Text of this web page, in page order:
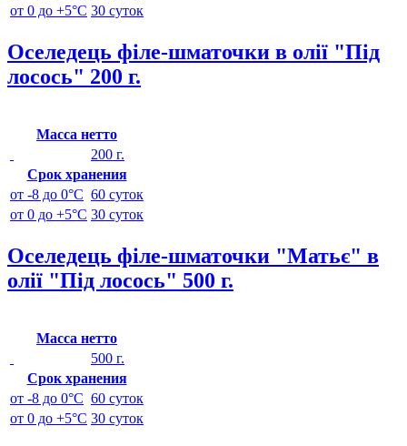
от 0 до +5°C 30 суток
Оселедець філе-шматочки в олії "Під
лосось" 200 г.
Масса нетто
200 г.
Срок хранения
от -8 до 0°C 60 суток
от 0 до +5°C 30 суток
Оселедець філе-шматочки "Матьє" в
олії "Під лосось" 500 г.
Масса нетто
500 г.
Срок хранения
от -8 до 0°C 60 суток
от 0 до +5°C 30 суток